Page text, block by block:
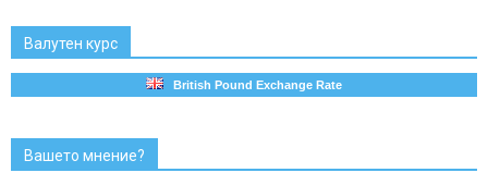
Валутен курс
British Pound Exchange Rate
Вашето мнение?